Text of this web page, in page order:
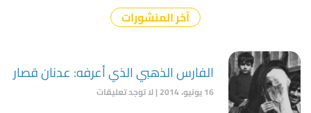
آخر المنشورات
الفارس الذهبي الذي أعرفه: عدنان قصار
16 يونيو، 2014 لا توجد تعليقات